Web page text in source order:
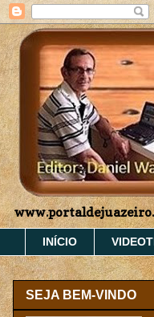
INÍCIO
SEJA BEM-VINDO